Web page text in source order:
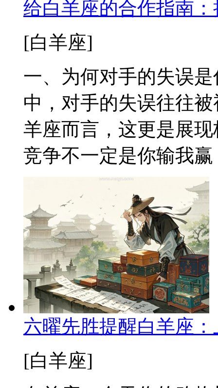
给白羊座的合作指南
[白羊座]
一、为何对手的失误
中，对手的失误往往
羊座而言，这更是展
竞争不一定是你输我
六曜先胜提醒白羊座
[白羊座]